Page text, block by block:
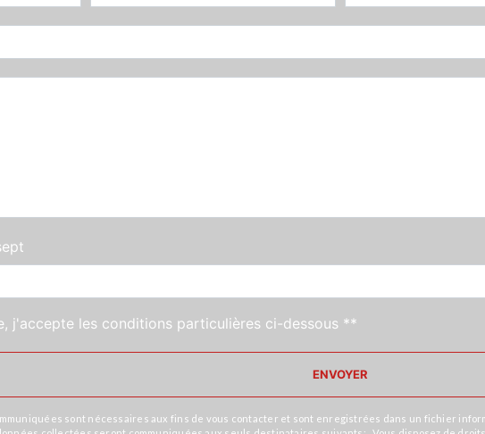
j'accepte les conditions particulières ci-dessous **
ENVOYER
sont nécessaires aux fins de vous contacter et sont enregistrées dans un fichier